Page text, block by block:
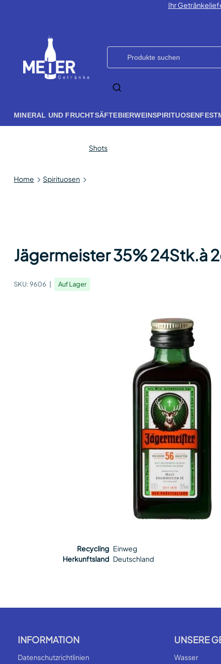
Ihr
MINERAL UND FRUCHTSÄFTEBIERWEINSPIRITUOSEN
Home Spirituosen
Shots
Jägermeister 35% 24Stk.à
SKU:9606 Auf Lager
Recycling Einweg
Herkunftsland Deutschland
INFORMATION
Datenschutzrichtlinien
UNSERE
Wasser